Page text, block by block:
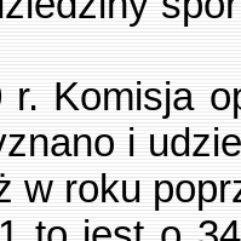
Komisja
i
w roku